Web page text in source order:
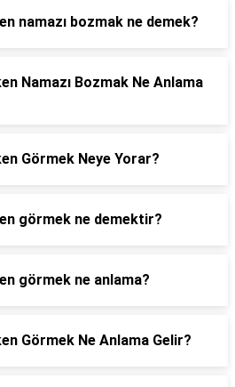
namazı bozmak ne demek?
Namazı Bozmak Ne Anlama
Görmek Neye Yorar?
görmek ne demektir?
görmek ne anlama?
Görmek Ne Anlama Gelir?